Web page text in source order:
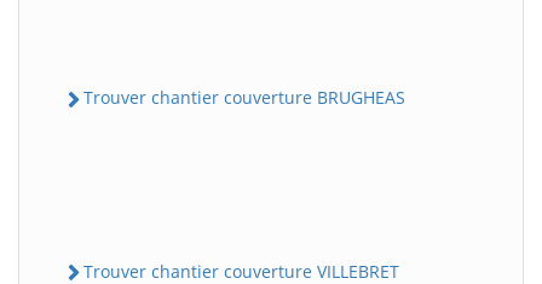
Trouver chantier couverture BRUGHEAS
Trouver chantier couverture VILLEBRET